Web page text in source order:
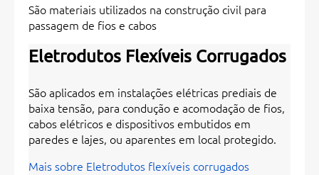
São materiais utilizados na construção civil para
passagem de fios e cabos
Eletrodutos Flexíveis Corrugados
São aplicados em instalações elétricas prediais de
baixa tensão, para condução e acomodação de fios,
cabos elétricos e dispositivos embutidos em
paredes e lajes, ou aparentes em local protegido.
Mais sobre Eletrodutos flexíveis corrugados